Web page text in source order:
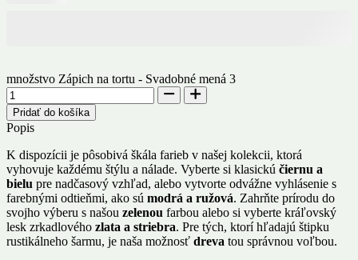
množstvo Zápich na tortu - Svadobné mená 3
Pridať do košíka
Popis
K dispozícii je pôsobivá škála farieb v našej kolekcii, ktorá
vyhovuje každému štýlu a nálade. Vyberte si klasickú čiernu a
bielu pre nadčasový vzhľad, alebo vytvorte odvážne vyhlásenie s
farebnými odtieňmi, ako sú modrá a ružová. Zahrňte prírodu do
svojho výberu s našou zelenou farbou alebo si vyberte kráľovský
lesk zrkadlového zlata a striebra. Pre tých, ktorí hľadajú štipku
rustikálneho šarmu, je naša možnosť dreva tou správnou voľbou.